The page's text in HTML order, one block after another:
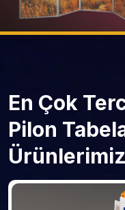
En Çok
Pilon
Ürünlerimiz